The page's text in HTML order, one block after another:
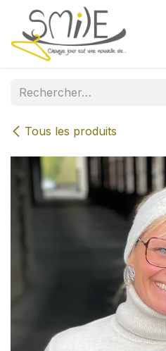
Se rendre au contenu
Tous les produits